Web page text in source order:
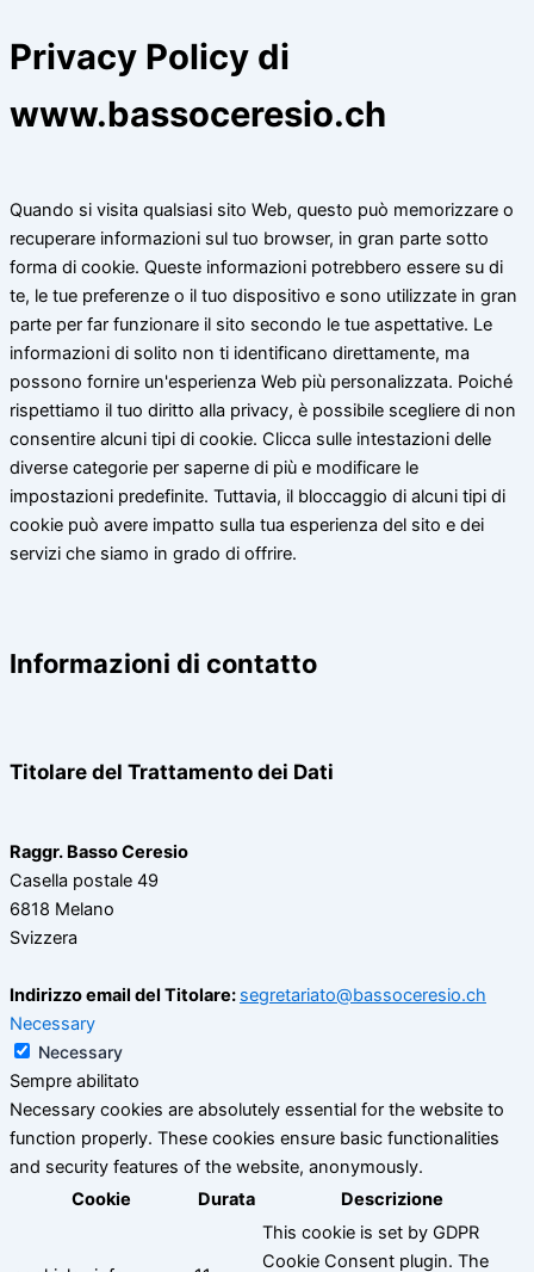
Privacy Policy di
www.bassoceresio.ch
Quando si visita qualsiasi sito Web, questo può memorizzare o
recuperare informazioni sul tuo browser, in gran parte sotto
forma di cookie. Queste informazioni potrebbero essere su di
te, le tue preferenze o il tuo dispositivo e sono utilizzate in gran
parte per far funzionare il sito secondo le tue aspettative. Le
informazioni di solito non ti identificano direttamente, ma
possono fornire un'esperienza Web più personalizzata. Poiché
rispettiamo il tuo diritto alla privacy, è possibile scegliere di non
consentire alcuni tipi di cookie. Clicca sulle intestazioni delle
diverse categorie per saperne di più e modificare le
impostazioni predefinite. Tuttavia, il bloccaggio di alcuni tipi di
cookie può avere impatto sulla tua esperienza del sito e dei
servizi che siamo in grado di offrire.
Informazioni di contatto
Titolare del Trattamento dei Dati
Raggr. Basso Ceresio
Casella postale 49
6818 Melano
Svizzera
Indirizzo email del Titolare: segretariato@bassoceresio.ch
Necessary
Necessary
Sempre abilitato
Necessary cookies are absolutely essential for the website to
function properly. These cookies ensure basic functionalities
and security features of the website, anonymously.
Cookie
Durata Descrizione
This cookie is set by GDPR
Cookie Consent plugin. The